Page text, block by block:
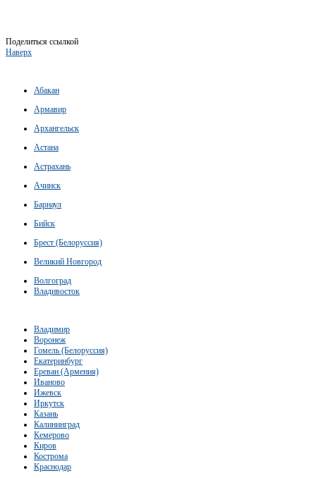
Поделиться ссылкой
Наверх
Абакан
Армавир
Архангельск
Астана
Астрахань
Ачинск
Барнаул
Бийск
Брест (Белоруссия)
Великий Новгород
Волгоград
Владивосток
Владимир
Воронеж
Гомель (Белоруссия)
Екатеринбург
Ереван (Армения)
Иваново
Ижевск
Иркутск
Казань
Калининград
Кемерово
Киров
Кострома
Краснодар